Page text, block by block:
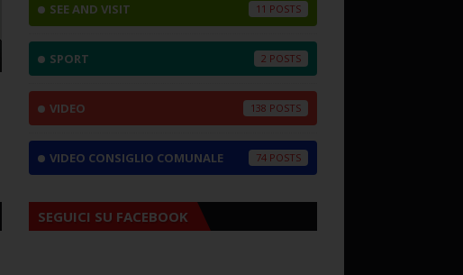
SEE AND VISIT 11
SPORT 2
VIDEO 138
VIDEO CONSIGLIO COMUNALE 74
SEGUICI SU FACEBOOK